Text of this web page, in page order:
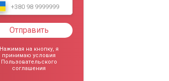
Отправить
Нажимая на кнопку, я
принимаю условия
Пользовательского
соглашения